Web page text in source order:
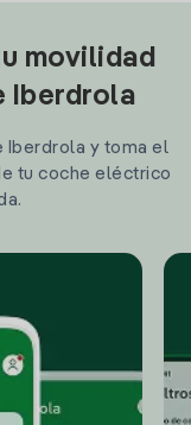
movilidad
Iberdrola
Iberdrola y toma el
tu coche eléctrico